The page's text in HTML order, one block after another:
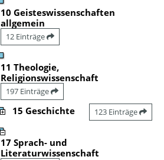
10 Geisteswissenschaften
allgemein
12 Einträge
11 Theologie,
Religionswissenschaft
197 Einträge
15 Geschichte 123 Einträge
17 Sprach- und
Literaturwissenschaft